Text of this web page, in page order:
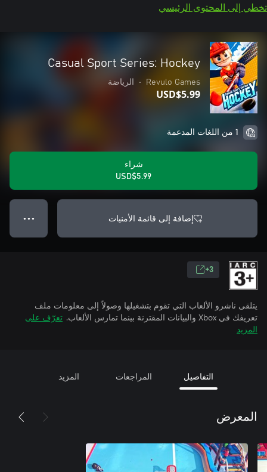
تخطي إلى المحتوى الرئيسي
Casual Sport Series: Hockey
Revulo Games
• الرياضة
USD$5.99
1 من اللغات المدعمة
شراء
USD$5.99
إضافة إلى قائمة الأمنيات ● ● ●
3+
يتلقى ناشرو الألعاب التي تقوم بتشغيلها وصولاً إلى معلومات ملف
تعريفك في Xbox والبيانات المقترنة بينما تمارس الألعاب.
تعرّف على
المزيد
التفاصيل المراجعات المزيد
المعرض